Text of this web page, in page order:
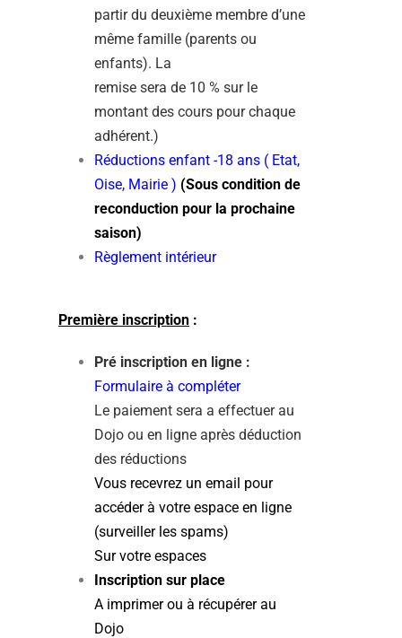
partir du deuxième membre d’une
même famille (parents ou
enfants). La
remise sera de 10 % sur le
montant des cours pour chaque
adhérent.)
Réductions enfant -18 ans ( Etat,
Oise, Mairie ) (Sous condition de
reconduction pour la prochaine
saison)
Règlement intérieur
Première inscription :
Pré inscription en ligne :
Formulaire à compléter
Le paiement sera a effectuer au
Dojo ou en ligne après déduction
des réductions
Vous recevrez un email pour
accéder à votre espace en ligne
(surveiller les spams)
Sur votre espaces
Inscription sur place
A imprimer ou à récupérer au
Dojo